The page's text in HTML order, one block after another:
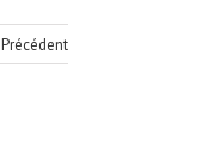
Précédent